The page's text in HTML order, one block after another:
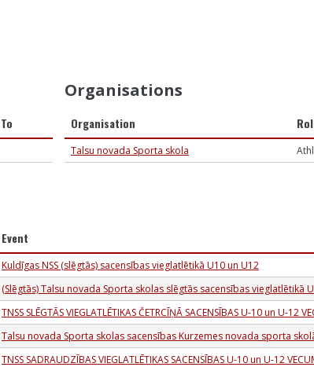
To
Organisations
Organisation
Talsu novada Sporta skola
Event
Kuldīgas NSS (slēgtās) sacensības vieglatlētikā U10 un U12
(Slēgtās) Talsu novada Sporta skolas slēgtās sacensības vieglatlētikā
TNSS SLĒGTĀS VIEGLATLĒTIKAS ČETRCĪŅĀ SACENSĪBAS U-10 un U-12
Talsu novada Sporta skolas sacensības Kurzemes novada sporta
TNSS SADRAUDZĪBAS VIEGLATLĒTIKAS SACENSĪBAS U-10 un U-12